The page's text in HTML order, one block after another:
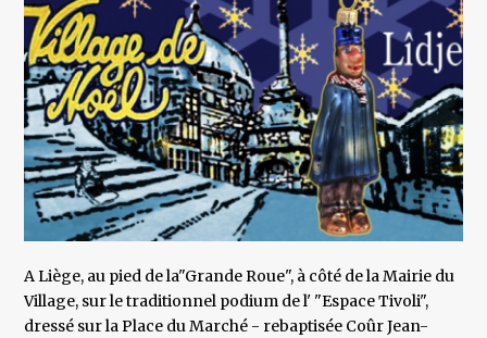
A Liège, au pied de la"Grande Roue", à côté de la Mairie du
Village, sur le traditionnel podium de l' "Espace Tivoli",
dressé sur la Place du Marché - rebaptisée Coûr Jean-